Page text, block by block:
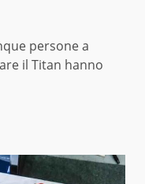
persone a
il Titan hanno